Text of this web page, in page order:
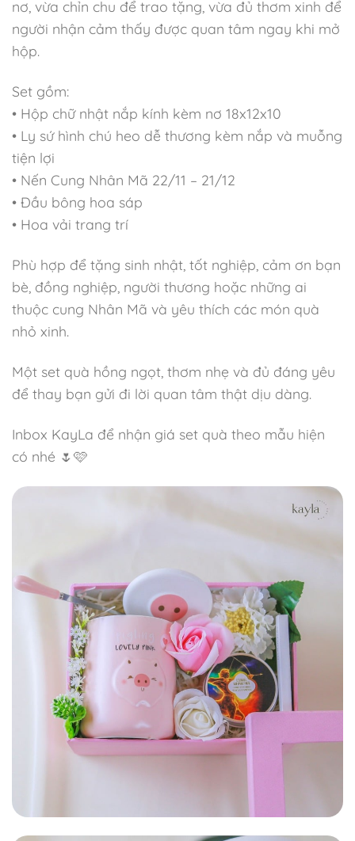
nơ, vừa chỉn chu để trao tặng, vừa đủ thơm xinh để
người nhận cảm thấy được quan tâm ngay khi mở
hộp.
Set gồm:
• Hộp chữ nhật nắp kính kèm nơ 18x12x10
• Ly sứ hình chú heo dễ thương kèm nắp và muỗng
tiện lợi
• Nến Cung Nhân Mã 22/11 – 21/12
• Đầu bông hoa sáp
• Hoa vải trang trí
Phù hợp để tặng sinh nhật, tốt nghiệp, cảm ơn bạn
bè, đồng nghiệp, người thương hoặc những ai
thuộc cung Nhân Mã và yêu thích các món quà
nhỏ xinh.
Một set quà hồng ngọt, thơm nhẹ và đủ đáng yêu
để thay bạn gửi đi lời quan tâm thật dịu dàng.
Inbox KayLa để nhận giá set quà theo mẫu hiện
có nhé 🌷🩷